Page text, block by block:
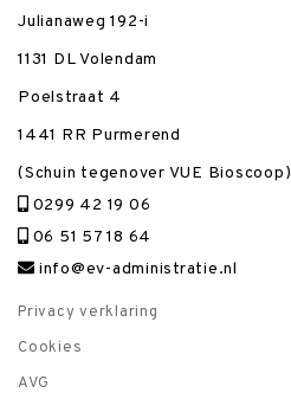
Julianaweg 192-i
1131 DL Volendam
Poelstraat 4
1441 RR Purmerend
(Schuin tegenover VUE Bioscoop)
0299 42 19 06
06 51 57 18 64
info@ev-administratie.nl
Privacy verklaring
Cookies
AVG